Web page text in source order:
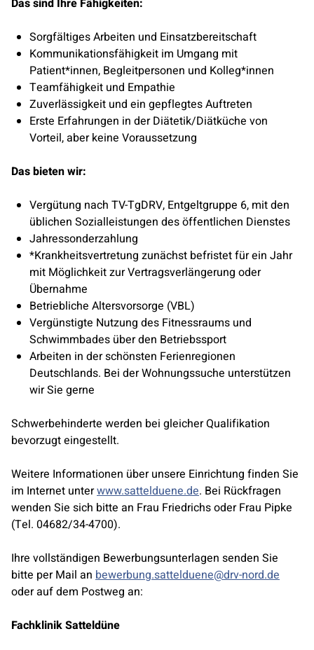
Das sind Ihre Fähigkeiten:
Sorgfältiges Arbeiten und Einsatzbereitschaft
Kommunikationsfähigkeit im Umgang mit
Patient*innen, Begleitpersonen und Kolleg*innen
Teamfähigkeit und Empathie
Zuverlässigkeit und ein gepflegtes Auftreten
Erste Erfahrungen in der Diätetik/Diätküche von
Vorteil, aber keine Voraussetzung
Das bieten wir:
Vergütung nach TV-TgDRV, Entgeltgruppe 6, mit den
üblichen Sozialleistungen des öffentlichen Dienstes
Jahressonderzahlung
*Krankheitsvertretung zunächst befristet für ein Jahr
mit Möglichkeit zur Vertragsverlängerung oder
Übernahme
Betriebliche Altersvorsorge (VBL)
Vergünstigte Nutzung des Fitnessraums und
Schwimmbades über den Betriebssport
Arbeiten in der schönsten Ferienregionen
Deutschlands. Bei der Wohnungssuche unterstützen
wir Sie gerne
Schwerbehinderte werden bei gleicher Qualifikation
bevorzugt eingestellt.
Weitere Informationen über unsere Einrichtung finden Sie
im Internet unterwww.sattelduene.de. Bei Rückfragen
wenden Sie sich bitte an Frau Friedrichs oder Frau Pipke
(Tel. 04682/34-4700).
Ihre vollständigen Bewerbungsunterlagen senden Sie
bitte per Mail an bewerbung.sattelduene@drv-nord.de
oder auf dem Postweg an:
Fachklinik Satteldüne